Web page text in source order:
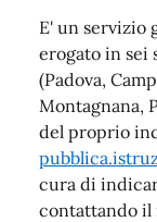
E' un servizio
erogato in sei
(Padova,
Montagnana,
del proprio
cura di
contattando il